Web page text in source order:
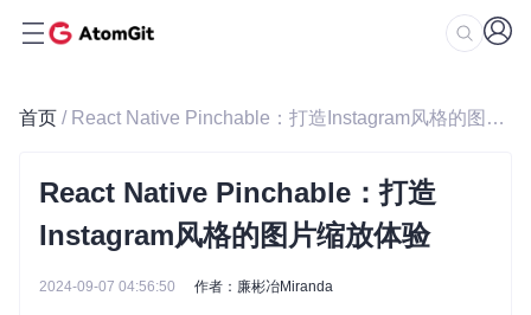
首页 / React Native Pinchable：打造Instagram风格的图片缩放体验
React Native Pinchable：打造
Instagram风格的图片缩放体验
2024-09-07 04:56:50 作者：廉彬冶Miranda